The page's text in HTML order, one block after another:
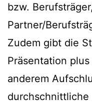
bzw.
Partner/
Zudem gibt die
Präsentation
anderem